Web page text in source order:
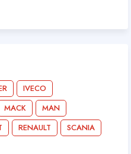
IVECO
MACK
MAN
RENAULT
SCANIA